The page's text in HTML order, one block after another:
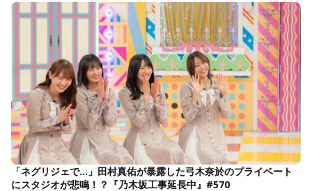
「ネグリジェで…」田村真佑が暴露した弓木奈於のプライベート
にスタジオが悲鳴！？『乃木坂工事延長中』#570